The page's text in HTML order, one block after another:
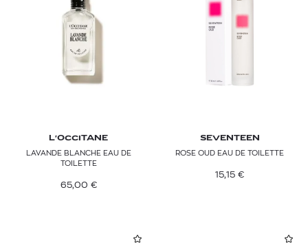
L'OCCITANE
LAVANDE BLANCHE EAU DE
TOILETTE
65,00 €
SEVENTEEN
ROSE OUD EAU DE TOILETTE
15,15 €